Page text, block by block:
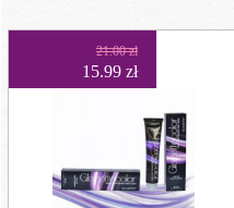
21.00 zł
15.99 zł